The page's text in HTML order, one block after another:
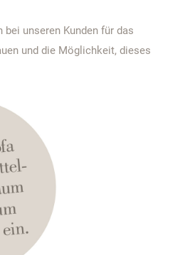
unseren Kunden für das
und die Möglichkeit, dieses